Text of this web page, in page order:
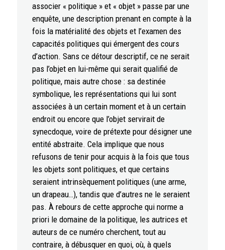
associer « politique » et « objet » passe par une
enquête, une description prenant en compte à la
fois la matérialité des objets et l’examen des
capacités politiques qui émergent des cours
d’action. Sans ce détour descriptif, ce ne serait
pas l’objet en lui-même qui serait qualifié de
politique, mais autre chose : sa destinée
symbolique, les représentations qui lui sont
associées à un certain moment et à un certain
endroit ou encore que l’objet servirait de
synecdoque, voire de prétexte pour désigner une
entité abstraite. Cela implique que nous
refusons de tenir pour acquis à la fois que tous
les objets sont politiques, et que certains
seraient intrinsèquement politiques (une arme,
un drapeau…), tandis que d’autres ne le seraient
pas. À rebours de cette approche qui norme a
priori le domaine de la politique, les autrices et
auteurs de ce numéro cherchent, tout au
contraire, à débusquer en quoi, où, à quels